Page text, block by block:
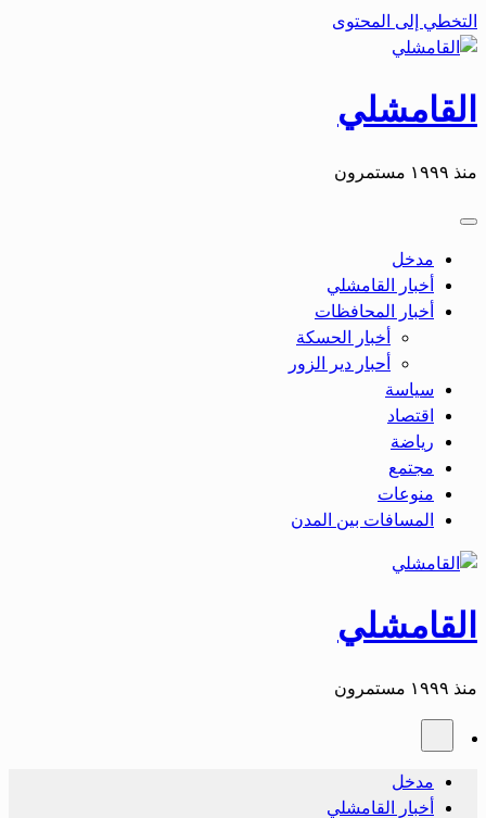
التخطي إلى المحتوى
القامشلي
منذ ١٩٩٩ مستمرون
مدخل
أخبار القامشلي
أخبار المحافظات
أخبار الحسكة
أحبار دير الزور
سياسة
اقتصاد
رياضة
مجتمع
منوعات
المسافات بين المدن
القامشلي
منذ ١٩٩٩ مستمرون
مدخل
أخبار القامشلي